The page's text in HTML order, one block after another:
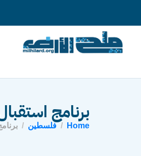
برنامج
Home فلسطين